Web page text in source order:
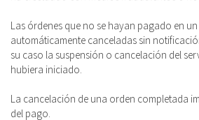
Las órdenes que no se hayan pagado en
automáticamente canceladas sin
su caso la suspensión o cancelación del
hubiera iniciado.
La cancelación de una orden completada
del pago.